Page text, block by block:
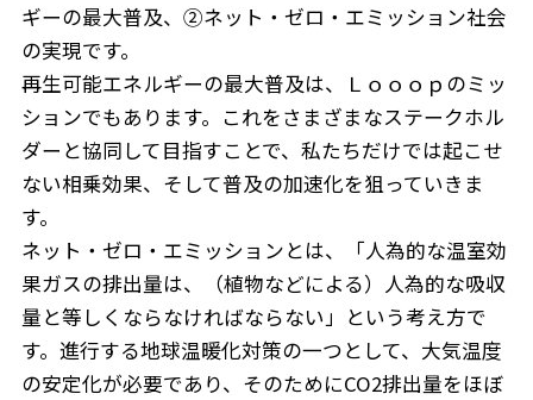
ギーの最大普及、②ネット・ゼロ・エミッション社会
の実現です。
再生可能エネルギーの最大普及は、Ｌｏｏｏｐのミッ
ションでもあります。これをさまざまなステークホル
ダーと協同して目指すことで、私たちだけでは起こせ
ない相乗効果、そして普及の加速化を狙っていきま
す。
ネット・ゼロ・エミッションとは、「人為的な温室効
果ガスの排出量は、（植物などによる）人為的な吸収
量と等しくならなければならない」という考え方で
す。進行する地球温暖化対策の一つとして、大気温度
の安定化が必要であり、そのためにCO2排出量をほぼ